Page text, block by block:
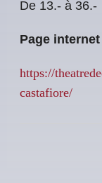
De 13.- à 36.-
Page
https://
castafiore/